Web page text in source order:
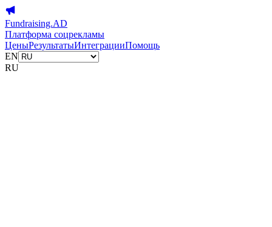
Fundraising.AD
Платформа соцрекламы
ЦеныРезультатыИнтеграцииПомощь
EN
RU